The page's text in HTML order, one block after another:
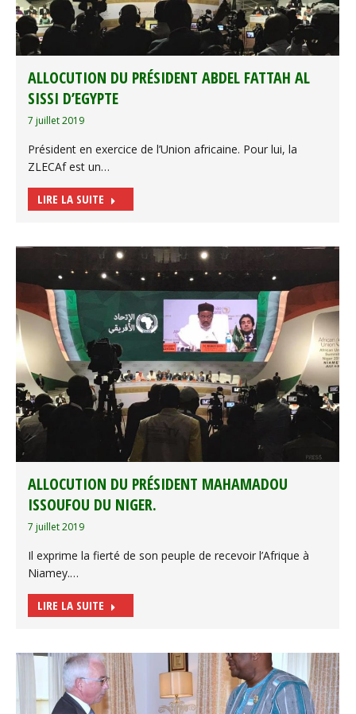
ALLOCUTION DU PRÉSIDENT ABDEL FATTAH AL
SISSI D’EGYPTE
7 juillet 2019
Président en exercice de l’Union africaine. Pour lui, la
ZLECAf est un…
LIRE LA SUITE
ALLOCUTION DU PRÉSIDENT MAHAMADOU
ISSOUFOU DU NIGER.
7 juillet 2019
Il exprime la fierté de son peuple de recevoir l’Afrique à
Niamey.…
LIRE LA SUITE